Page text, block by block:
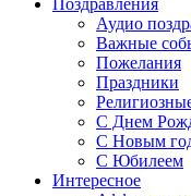
Поздравления
Аудио
Важные
Пожелания
Праздники
С Днем
С Новым
С Юбилеем
Интересное